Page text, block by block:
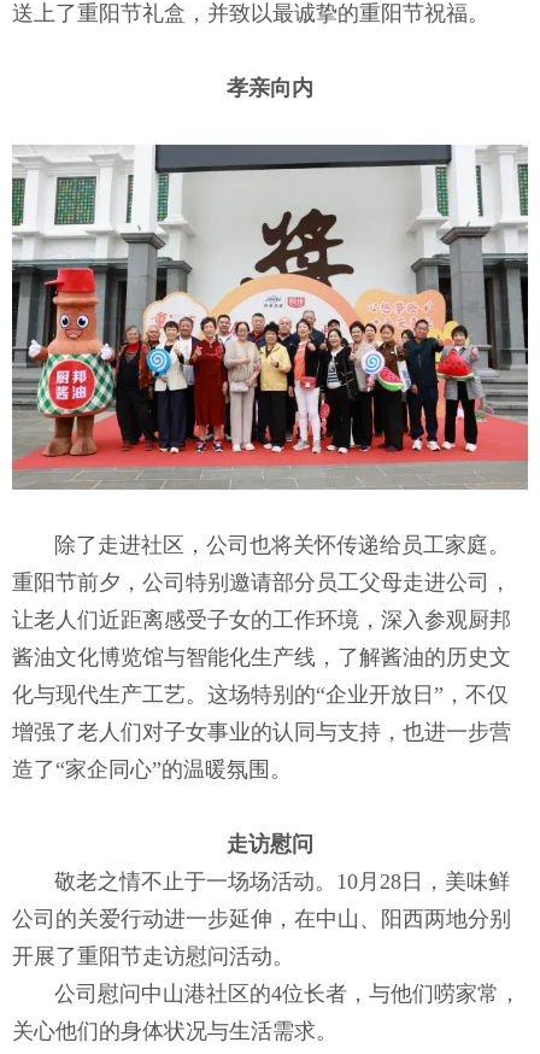
送上了重阳节礼盒，并致以最诚挚的重阳节祝福。
孝亲向内
除了走进社区，公司也将关怀传递给员工家庭。
重阳节前夕，公司特别邀请部分员工父母走进公司，
让老人们近距离感受子女的工作环境，深入参观厨邦
酱油文化博览馆与智能化生产线，了解酱油的历史文
化与现代生产工艺。这场特别的“企业开放日”，不仅
增强了老人们对子女事业的认同与支持，也进一步营
造了“家企同心”的温暖氛围。
走访慰问
敬老之情不止于一场场活动。10月28日，美味鲜
公司的关爱行动进一步延伸，在中山、阳西两地分别
开展了重阳节走访慰问活动。
公司慰问中山港社区的4位长者，与他们唠家常，
关心他们的身体状况与生活需求。